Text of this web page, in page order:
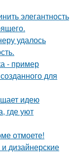
элегантность
удалось
- пример
для
идею
где уют
отмоете!
дизайнерские